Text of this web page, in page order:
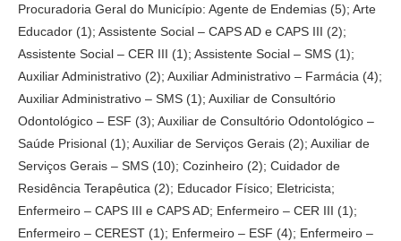
Procuradoria Geral do Município: Agente de Endemias (5); Arte
Educador (1); Assistente Social – CAPS AD e CAPS III (2);
Assistente Social – CER III (1); Assistente Social – SMS (1);
Auxiliar Administrativo (2); Auxiliar Administrativo – Farmácia (4);
Auxiliar Administrativo – SMS (1); Auxiliar de Consultório
Odontológico – ESF (3); Auxiliar de Consultório Odontológico –
Saúde Prisional (1); Auxiliar de Serviços Gerais (2); Auxiliar de
Serviços Gerais – SMS (10); Cozinheiro (2); Cuidador de
Residência Terapêutica (2); Educador Físico; Eletricista;
Enfermeiro – CAPS III e CAPS AD; Enfermeiro – CER III (1);
Enfermeiro – CEREST (1); Enfermeiro – ESF (4); Enfermeiro –